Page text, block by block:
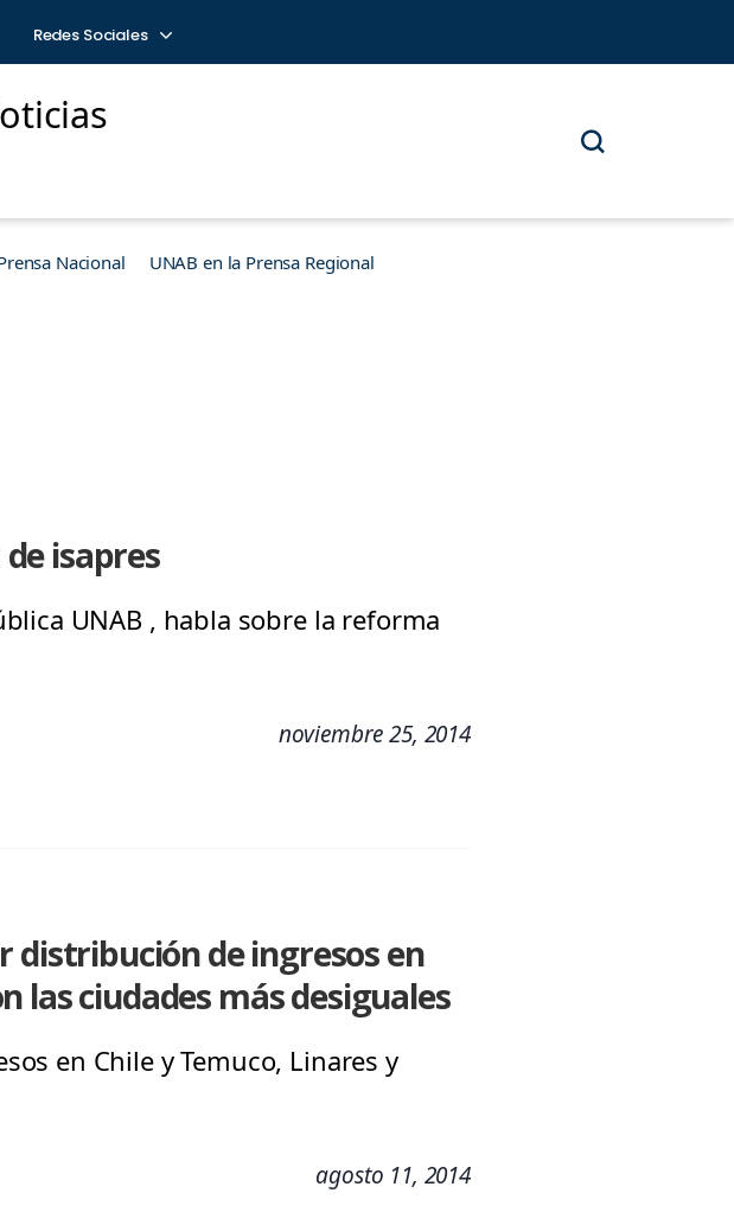
Redes Sociales
Nacional UNAB en la Prensa Regional
isapres
UNAB , habla sobre la reforma
noviembre 25, 2014
distribución de ingresos en
las ciudades más desiguales
en Chile y Temuco, Linares y
agosto 11, 2014